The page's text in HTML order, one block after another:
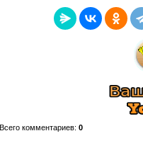
Всего комментариев: 0